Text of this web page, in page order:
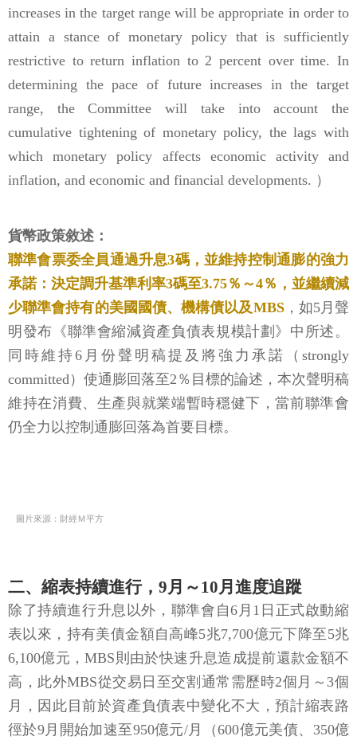
increases in the target range will be appropriate in order to
attain a stance of monetary policy that is sufficiently
restrictive to return inflation to 2 percent over time. In
determining the pace of future increases in the target
range, the Committee will take into account the
cumulative tightening of monetary policy, the lags with
which monetary policy affects economic activity and
inflation, and economic and financial developments. ）
貨幣政策敘述：
聯準會票委全員通過升息3碼，並維持控制通膨的強力
承諾：決定調升基準利率3碼至3.75％～4％，並繼續減
少聯準會持有的美國國債、機構債以及MBS，如5月聲
明發布《聯準會縮減資產負債表規模計劃》中所述。
同時維持6月份聲明稿提及將強力承諾（strongly
committed）使通膨回落至2％目標的論述，本次聲明稿
維持在消費、生產與就業端暫時穩健下，當前聯準會
仍全力以控制通膨回落為首要目標。
圖片來源：財經Ｍ平方
二、縮表持續進行，9月～10月進度追蹤
除了持續進行升息以外，聯準會自6月1日正式啟動縮
表以來，持有美債金額自高峰5兆7,700億元下降至5兆
6,100億元，MBS則由於快速升息造成提前還款金額不
高，此外MBS從交易日至交割通常需歷時2個月～3個
月，因此目前於資產負債表中變化不大，預計縮表路
徑於9月開始加速至950億元/月（600億元美債、350億